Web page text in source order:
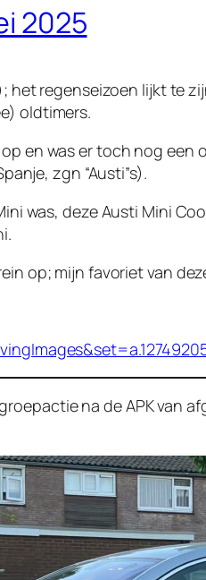
2025
het regenseizoen lijkt te
oldtimers.
en was er toch nog een
zgn “Austi”s).
was, deze Austi Mini
op; mijn favoriet van
na de APK van